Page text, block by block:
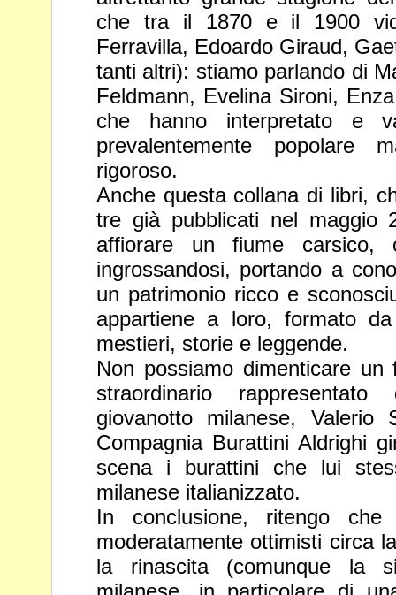
che tra il 1870 e il 1900
Ferravilla, Edoardo Giraud,
tanti altri): stiamo parlando di
Feldmann, Evelina Sironi,
che hanno interpretato e
prevalentemente popolare
rigoroso.
Anche questa collana di libri,
tre già pubblicati nel maggio
affiorare un fiume
ingrossandosi, portando a
un patrimonio ricco e
appartiene a loro, formato
mestieri, storie e leggende.
Non possiamo dimenticare un
straordinario
giovanotto milanese,
Compagnia Burattini Aldrighi
scena i burattini che lui
milanese italianizzato.
In conclusione, ritengo che
moderatamente ottimisti circa
la rinascita (comunque la